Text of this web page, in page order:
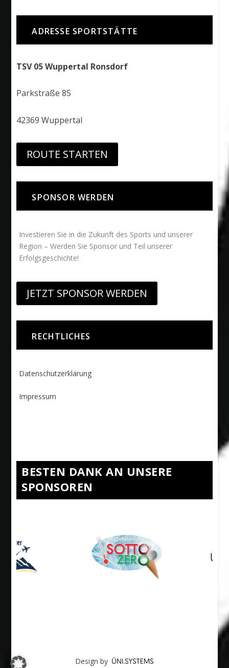
ADRESSE SPORTSTÄTTE
TSV 05 Wuppertal Ronsdorf
Parkstraße 85
42369 Wuppertal
ROUTE STARTEN
SPONSOR WERDEN
Investieren Sie in die Zukunft des Sports und unserer
Region – Werden Sie Sponsor und Teil unserer
Erfolgsgeschichte!
JETZT SPONSOR WERDEN
RECHTLICHES
Datenschutzerklärung
Impressum
BESTEN DANK AN UNSERE
SPONSOREN
Design by